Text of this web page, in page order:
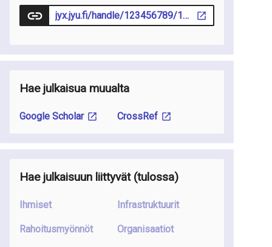
jyx.jyu.fi/handle/123456789/104914
Hae julkaisua muualta
Google Scholar CrossRef
Hae julkaisuun liittyvät(tulossa)
Ihmiset
Rahoitusmyönnöt
Infrastruktuurit
Organisaatiot